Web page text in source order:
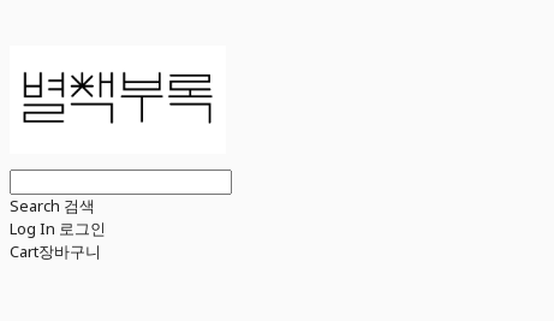
Search 검색
Log In 로그인
Cart장바구니